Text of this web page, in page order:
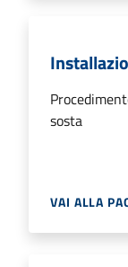
sosta
VAI ALLA